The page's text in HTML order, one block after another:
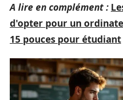
A lire en complément :
d'opter pour un
15 pouces pour étudiant